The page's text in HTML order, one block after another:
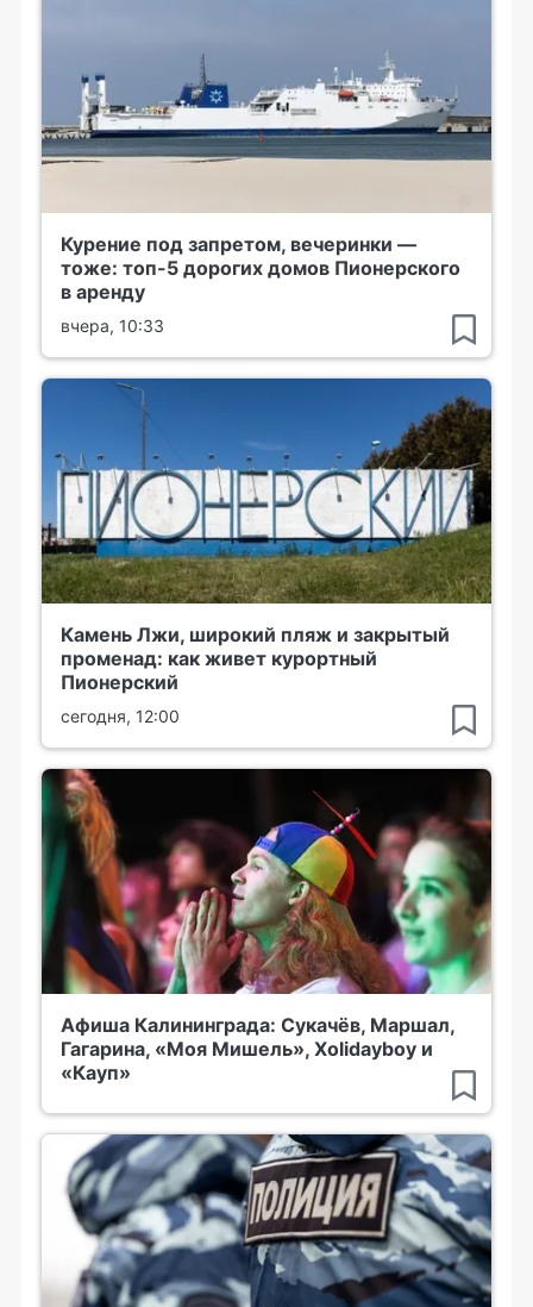
Курение под запретом, вечеринки —
тоже: топ-5 дорогих домов Пионерского
в аренду
вчера, 10:33
Камень Лжи, широкий пляж и закрытый
променад: как живет курортный
Пионерский
сегодня, 12:00
Афиша Калининграда: Сукачёв, Маршал,
Гагарина, «Моя Мишель», Xolidayboy и
«Кауп»